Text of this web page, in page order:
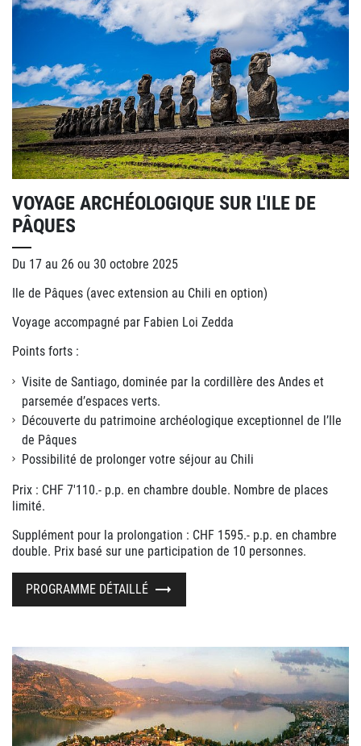
VOYAGE ARCHÉOLOGIQUE SUR L'ILE DE
PÂQUES
Du 17 au 26 ou 30 octobre 2025
Ile de Pâques (avec extension au Chili en option)
Voyage accompagné par Fabien Loi Zedda
Points forts :
Visite de Santiago, dominée par la cordillère des Andes et
parsemée d’espaces verts.
Découverte du patrimoine archéologique exceptionnel de l’Ile
de Pâques
Possibilité de prolonger votre séjour au Chili
Prix : CHF 7'110.- p.p. en chambre double. Nombre de places
limité.
Supplément pour la prolongation : CHF 1595.- p.p. en chambre
double. Prix basé sur une participation de 10 personnes.
PROGRAMME DÉTAILLÉ